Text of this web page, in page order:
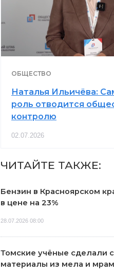
ОБЩЕСТВО
Наталья Ильичёва:
роль отводится
контролю
02.07.2026
ЧИТАЙТЕ ТАКЖЕ:
Бензин в Красноярском
в цене на 23%
28.07.2026 08:00
Томские учёные сделали
материалы из мела и